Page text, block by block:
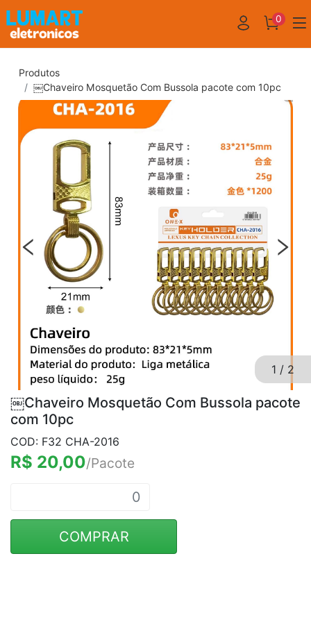
0
Produtos
￼Chaveiro Mosquetão Com Bussola pacote com 10pc
1 / 2
￼Chaveiro Mosquetão Com Bussola pacote
com 10pc
COD: F32 CHA-2016
R$ 20,00/Pacote
COMPRAR